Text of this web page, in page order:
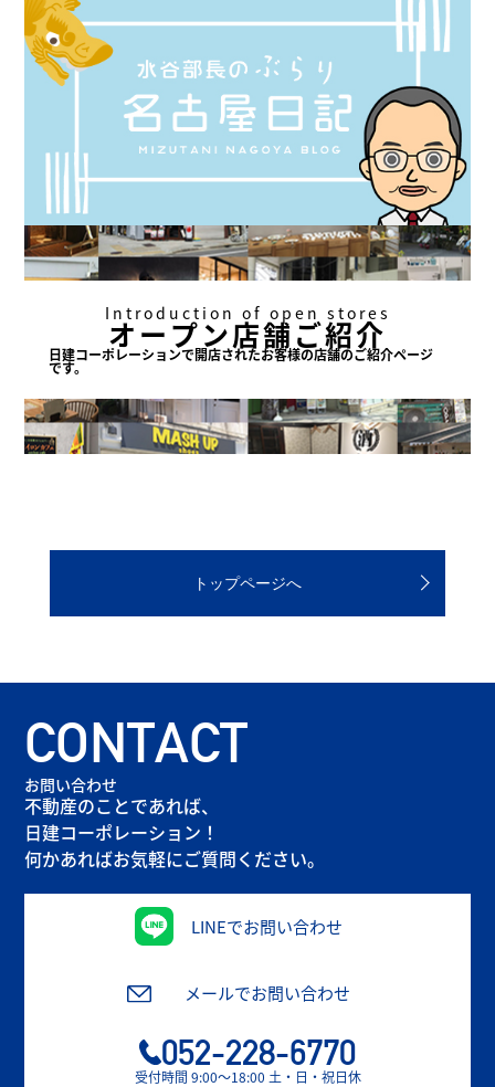
Introduction of open stores
オープン店舗ご紹介
日建コーポレーションで開店されたお客様の店舗のご紹介ページ
です。
トップページへ
CONTACT
お問い合わせ
不動産のことであれば、
日建コーポレーション！
何かあればお気軽にご質問ください。
LINEでお問い合わせ
メールでお問い合わせ
052-228-6770
受付時間 9:00〜18:00 土・日・祝日休